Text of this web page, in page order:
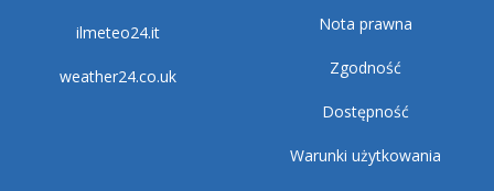
ilmeteo24.it
weather24.co.uk
Nota prawna
Zgodność
Dostępność
Warunki użytkowania